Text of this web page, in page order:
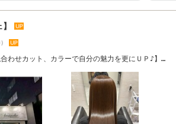
わせカット、カラーで自分の魅力を更にＵＰ♪】